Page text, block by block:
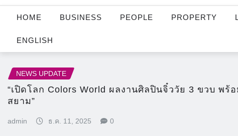
HOME BUSINESS PEOPLE PROPERTY
ENGLISH
NEWS UPDATE
“เปิดโลก Colors World ผลงานศิลปินจิ๋ววัย 3 ขวบ พ
สยาม”
admin ธ.ค. 11, 2025 0